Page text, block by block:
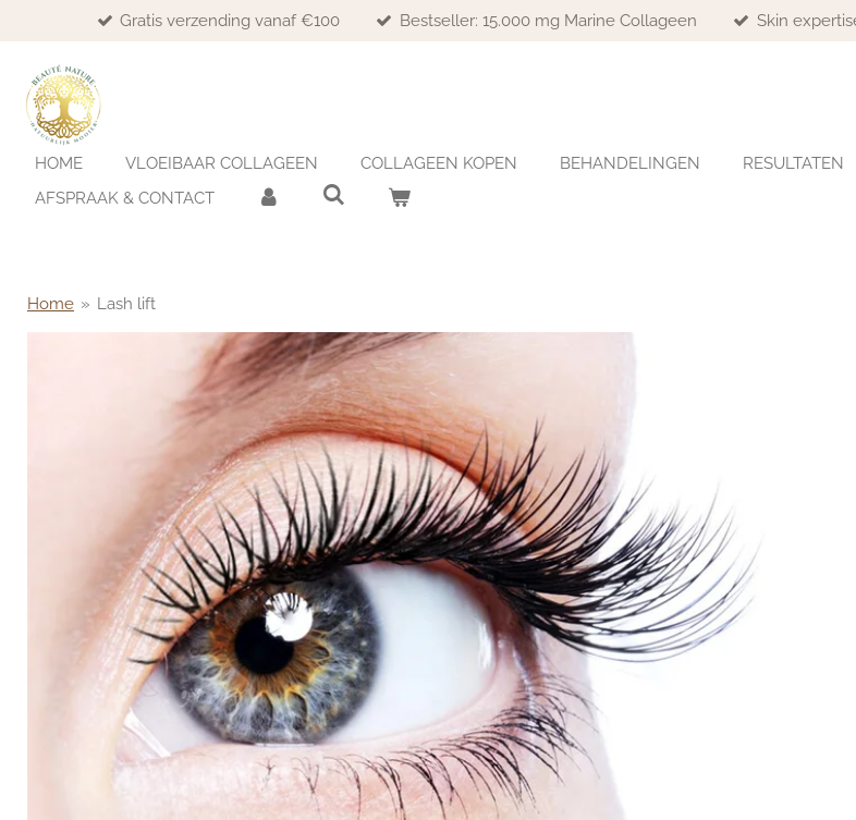
naar
de
hoofdinhoud
Gratis verzending vanaf €100 Bestseller: 15.000 mg Marine Collageen Skin
HOME VLOEIBAAR COLLAGEEN COLLAGEEN KOPEN BEHANDELINGEN RESULTATEN
AFSPRAAK & CONTACT
Home » Lash lift